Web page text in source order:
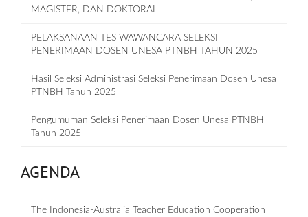
MAGISTER, DAN DOKTORAL
PELAKSANAAN TES WAWANCARA SELEKSI
PENERIMAAN DOSEN UNESA PTNBH TAHUN 2025
Hasil Seleksi Administrasi Seleksi Penerimaan Dosen Unesa
PTNBH Tahun 2025
Pengumuman Seleksi Penerimaan Dosen Unesa PTNBH
Tahun 2025
AGENDA
The Indonesia-Australia Teacher Education Cooperation